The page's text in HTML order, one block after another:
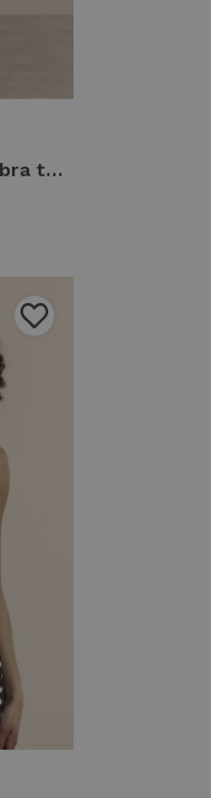
Studio Anneloes tirza zebra tape dress 14436 Jurk 9017 black/ecru